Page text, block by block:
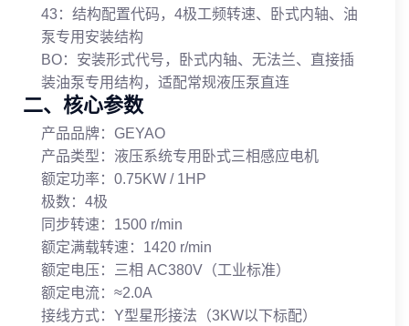
43：结构配置代码，4极工频转速、卧式内轴、油
泵专用安装结构
BO：安装形式代号，卧式内轴、无法兰、直接插
装油泵专用结构，适配常规液压泵直连
二、核心参数
产品品牌：GEYAO
产品类型：液压系统专用卧式三相感应电机
额定功率：0.75KW / 1HP
极数：4极
同步转速：1500 r/min
额定满载转速：1420 r/min
额定电压：三相 AC380V（工业标准）
额定电流：≈2.0A
接线方式：Y型星形接法（3KW以下标配）